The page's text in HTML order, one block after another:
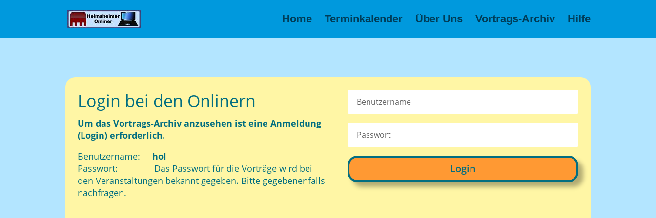
Home Terminkalender Über Uns Vortrags-Archiv Hilfe
Login bei den Onlinern
Um das Vortrags-Archiv anzusehen ist eine Anmeldung
(Login) erforderlich.
Benutzername:
hol
Passwort: Das Passwort für die Vorträge wird bei
den Veranstaltungen bekannt gegeben. Bitte gegebenenfalls
nachfragen.
Login